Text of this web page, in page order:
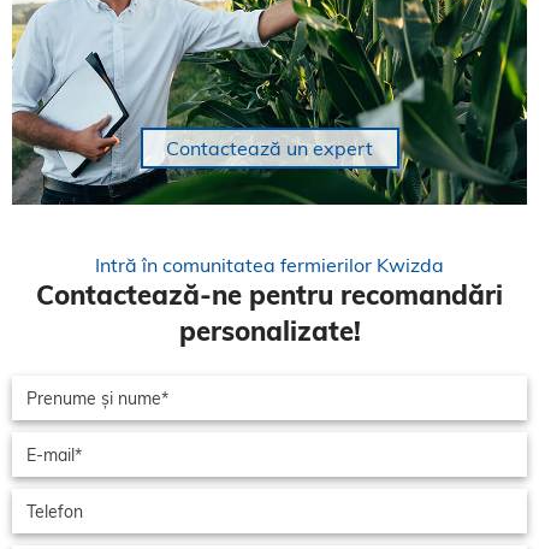
Contactează un expert
Intră în comunitatea fermierilor Kwizda
Contactează-ne pentru recomandări
personalizate!